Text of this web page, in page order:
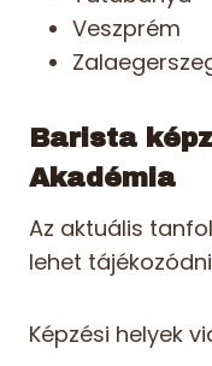
Veszprém
Barista
Akadémia
Az aktuális
lehet
Képzési helyek